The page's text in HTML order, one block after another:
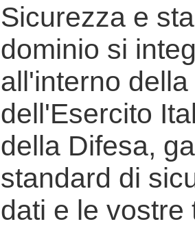
Sicurezza e
dominio si
all'interno
dell'Esercito
della Difesa,
standard di
dati e le vostre